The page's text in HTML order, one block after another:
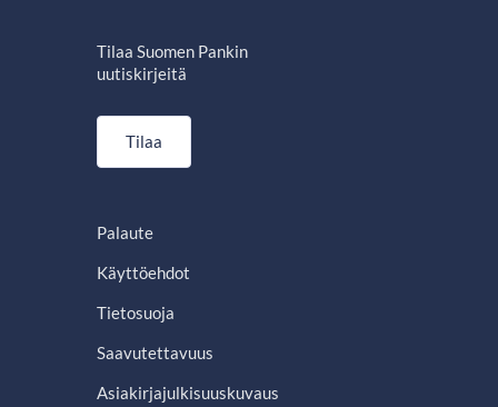
Tilaa Suomen Pankin
uutiskirjeitä
Tilaa
Palaute
Käyttöehdot
Tietosuoja
Saavutettavuus
Asiakirjajulkisuuskuvaus